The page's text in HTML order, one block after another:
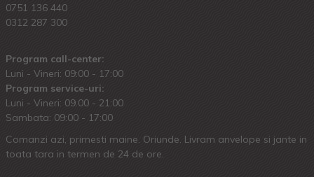
0751 136 440
0312 287 300
Program call-center:
Luni - Vineri: 09:00 - 17:00
Program service-uri:
Luni - Vineri: 09.00 - 21:00
Sambata: 09:00 - 17:00
Comanzi azi, primesti maine. Oriunde. Livram anvelope si jante in
toata tara in termen de 24 de ore.